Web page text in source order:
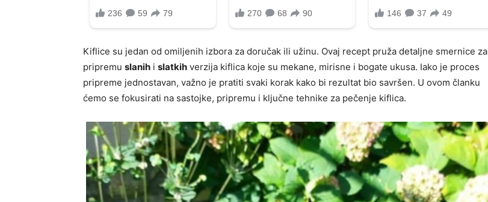
Kiflice su jedan od omiljenih izbora za doručak ili užinu. Ovaj recept pruža detaljne smernice za
pripremu slanih i slatkih verzija kiflica koje su mekane, mirisne i bogate ukusa. Iako je proces
pripreme jednostavan, važno je pratiti svaki korak kako bi rezultat bio savršen. U ovom članku
ćemo se fokusirati na sastojke, pripremu i ključne tehnike za pečenje kiflica.